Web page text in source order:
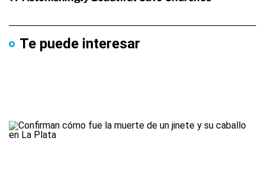
Te puede interesar